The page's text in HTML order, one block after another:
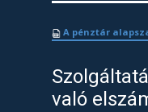
​A pénztár
való